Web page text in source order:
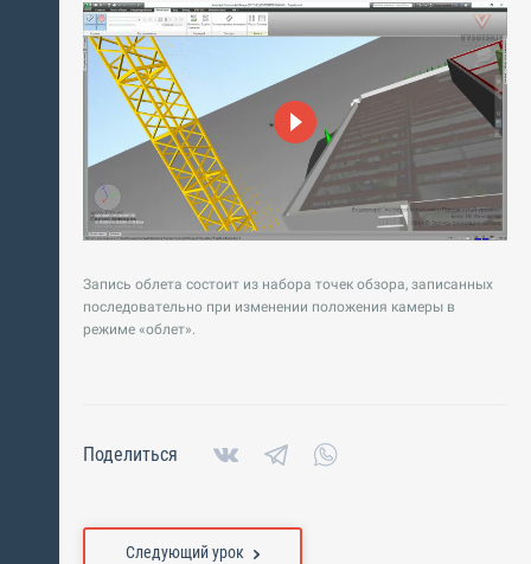
Запись облета состоит из набора точек обзора, записанных
последовательно при изменении положения камеры в
режиме «облет».
Поделиться
Следующий урок